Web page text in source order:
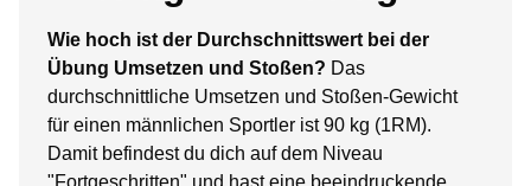
Wie hoch ist der Durchschnittswert bei der
Übung Umsetzen und Stoßen? Das
durchschnittliche Umsetzen und Stoßen-Gewicht
für einen männlichen Sportler ist 90 kg (1RM).
Damit befindest du dich auf dem Niveau
"Fortgeschritten" und hast eine beeindruckende